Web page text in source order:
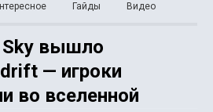
Гайды Видео
Sky вышло
— игроки
во вселенной